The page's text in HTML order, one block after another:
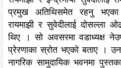
प्रमुख अतिथिसमेत रहनु भएका
रायमाझी र सुवेदीलाई दोसल्ला
थिए । सो अवसरमा वडाध्यक्ष
प्रेरणाका स्रोत भएको बताए ।
नागरिक सामुदायिक भवनमा